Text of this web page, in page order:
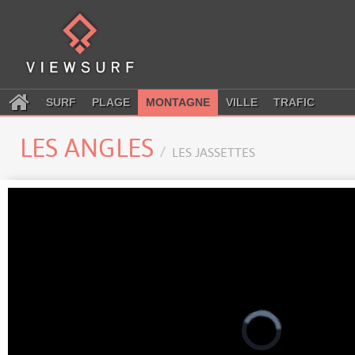
SURF PLAGE MONTAGNE VILLE TRAFIC
LES ANGLES LES JASSETTES